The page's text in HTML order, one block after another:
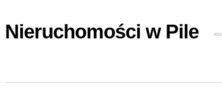
Nieruchomości w Pile